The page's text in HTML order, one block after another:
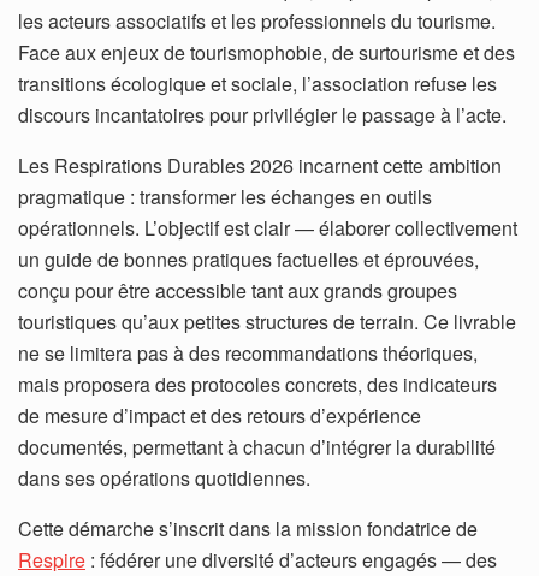
les acteurs associatifs et les professionnels du tourisme.
Face aux enjeux de tourismophobie, de surtourisme et des
transitions écologique et sociale, l’association refuse les
discours incantatoires pour privilégier le passage à l’acte.
Les Respirations Durables 2026 incarnent cette ambition
pragmatique : transformer les échanges en outils
opérationnels. L’objectif est clair — élaborer collectivement
un guide de bonnes pratiques factuelles et éprouvées,
conçu pour être accessible tant aux grands groupes
touristiques qu’aux petites structures de terrain. Ce livrable
ne se limitera pas à des recommandations théoriques,
mais proposera des protocoles concrets, des indicateurs
de mesure d’impact et des retours d’expérience
documentés, permettant à chacun d’intégrer la durabilité
dans ses opérations quotidiennes.
Cette démarche s’inscrit dans la mission fondatrice de
Respire : fédérer une diversité d’acteurs engagés — des